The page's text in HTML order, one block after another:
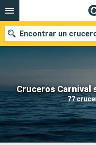
Cruceros Carnival
77
Encontrar un
Nuestros destinos
Fecha de salida
Puertos